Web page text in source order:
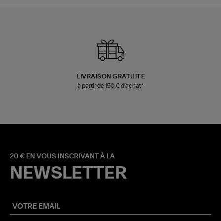
LIVRAISON GRATUITE
à partir de 150 € d'achat*
20 € EN VOUS INSCRIVANT À LA
NEWSLETTER